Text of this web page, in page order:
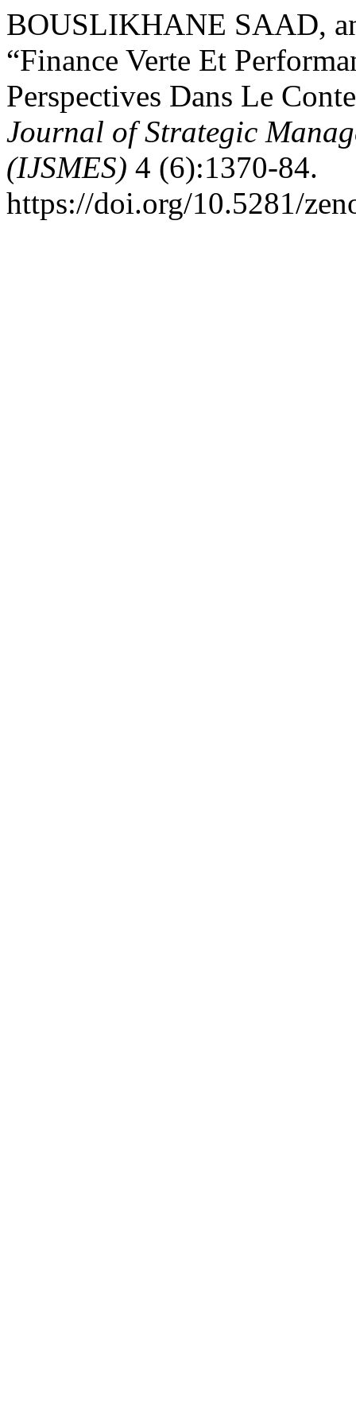
BOUSLIKHANE SAAD,
“Finance Verte Et
Perspectives Dans Le
Journal of Strategic
(IJSMES) 4 (6):1370-84.
https://doi.org/10.5281/